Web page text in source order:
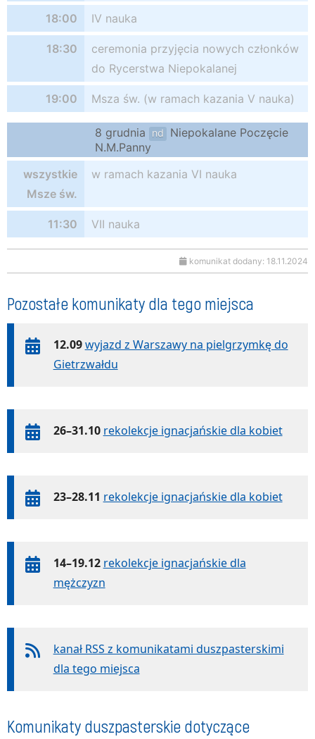
18:00 IV nauka
18:30
ceremonia przyjęcia nowych członków
do Rycerstwa Niepokalanej
19:00 Msza św. (w ramach kazania V nauka)
8 grudnia nd
Niepokalane Poczęcie
N.M.Panny
wszystkie
Msze św.
w ramach kazania VI nauka
11:30 VII nauka
komunikat dodany: 18.11.2024
Pozostałe komunikaty dla tego miejsca
12.09 wyjazd z Warszawy na pielgrzymkę do
Gietrzwałdu
26–31.10 rekolekcje ignacjańskie dla kobiet
23–28.11 rekolekcje ignacjańskie dla kobiet
14–19.12 rekolekcje ignacjańskie dla
mężczyzn
kanał RSS z komunikatami duszpasterskimi
dla tego miejsca
Komunikaty duszpasterskie dotyczące